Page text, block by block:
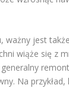
ważny jest
wiąże się z
Na